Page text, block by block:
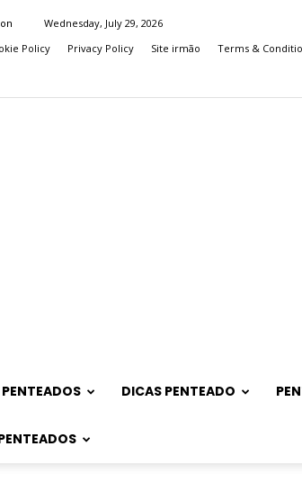
Wednesday, July 29, 2026
Policy Privacy Policy Site irmão Terms &
PENTEADOS DICAS PENTEADO